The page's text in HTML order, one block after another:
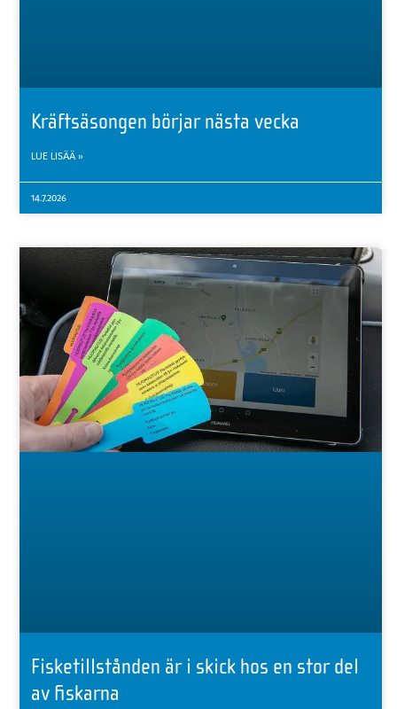
Kräftsäsongen börjar nästa vecka
LUE LISÄÄ »
14.7.2026
Fisketillstånden är i skick hos en stor del
av fiskarna